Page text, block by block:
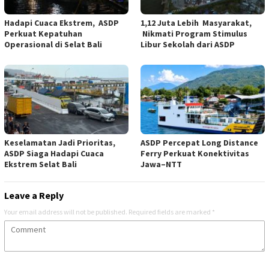
Hadapi Cuaca Ekstrem, ASDP
Perkuat Kepatuhan
Operasional di Selat Bali
1,12 Juta Lebih Masyarakat,
Nikmati Program Stimulus
Libur Sekolah dari ASDP
Keselamatan Jadi Prioritas,
ASDP Siaga Hadapi Cuaca
Ekstrem Selat Bali
ASDP Percepat Long Distance
Ferry Perkuat Konektivitas
Jawa–NTT
Leave a Reply
Your email address will not be published. Required fields are marked *